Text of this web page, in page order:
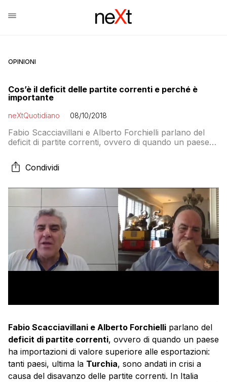
OPINIONI
Cos’è il deficit delle partite correnti e perché è
importante
neXtQuotidiano 08/10/2018
Fabio Scacciavillani e Alberto Forchielli parlano del
deficit di partite correnti, ovvero di quando un paese
tanti paesi, ultima la Turchia, sono andati in crisi a
causa del disavanzo delle partite correnti. In Italia
l’export è molto forte. Ma […]
Condividi
Fabio Scacciavillani e Alberto Forchielli parlano del
deficit di partite correnti, ovvero di quando un paese
ha importazioni di valore superiore alle esportazioni:
tanti paesi, ultima la Turchia, sono andati in crisi a
causa del disavanzo delle partite correnti. In Italia